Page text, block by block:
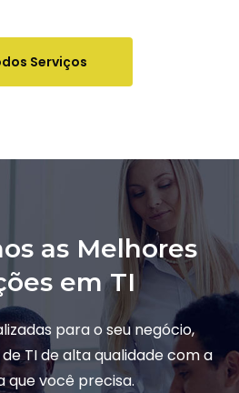
Serviços
as Melhores
em TI
para o seu negócio,
TI de alta qualidade com a
que você precisa.